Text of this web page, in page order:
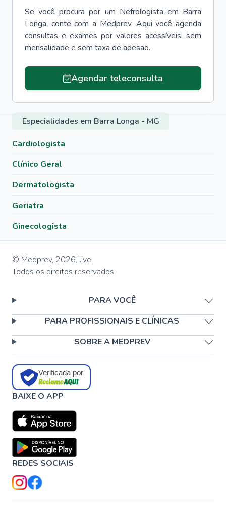
Se você procura por um Nefrologista em Barra
Longa, conte com a Medprev. Aqui você agenda
consultas e exames por valores acessíveis, sem
mensalidade e sem taxa de adesão.
Agendar teleconsulta
Especialidades em Barra Longa - MG
Cardiologista
Clínico Geral
Dermatologista
Geriatra
Ginecologista
© Medprev, 2026, live
Todos os direitos reservados
PARA VOCÊ
PARA PROFISSIONAIS E CLÍNICAS
SOBRE A MEDPREV
Verificada por
BAIXE O APP
REDES SOCIAIS